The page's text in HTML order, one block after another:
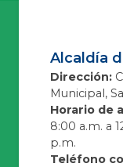
Alcaldía
Dirección:
Municipal,
Horario de
8:00 a.m. a
p.m.
Teléfono